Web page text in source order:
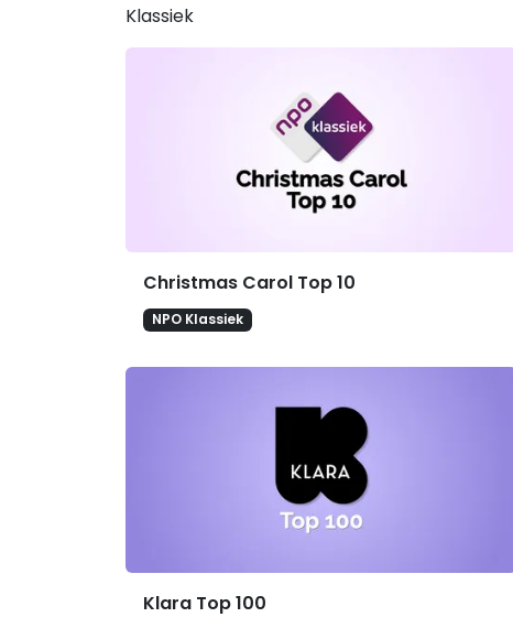
Klassiek
Christmas Carol Top 10
NPO Klassiek
Klara Top 100